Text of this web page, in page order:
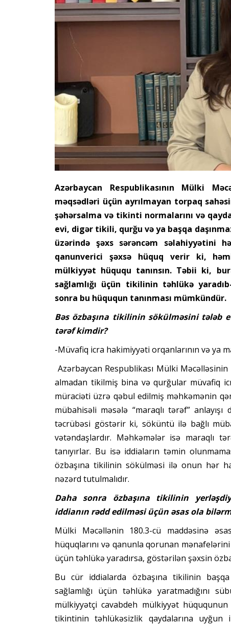
Azərbaycan Respublikasının Mülki
məqsədləri üçün ayrılmayan torpaq
şəhərsalma və tikinti normalarını və
evi, digər tikili, qurğu və ya başqa
üzərində şəxs sərəncəm səlahiyyətini
qanunverici şəxsə hüquq verir ki,
mülkiyyət hüququ tanınsın. Təbii ki,
sağlamlığı üçün tikilinin təhlükə
sonra bu hüququn tanınması mümkündür.
Bəs özbaşına tikilinin sökülməsini tələb
tərəf kimdir?
-Müvafiq icra hakimiyyəti orqanlarının və ya
Azərbaycan Respublikası Mülki
almadan tikilmiş bina və qurğular müvafiq
müraciəti üzrə qəbul edilmiş məhkəmənin
mübahisəli məsələ “maraqlı tərəf”
təcrübəsi göstərir ki, söküntü ilə bağlı
vətəndaşlardır. Məhkəmələr isə maraqlı
tanıyırlar. Bu isə iddiaların təmin
özbaşına tikilinin sökülməsi ilə onun hər
nəzərd tutulmalıdır.
Daha sonra özbaşına tikilinin
iddianın rədd edilməsi üçün əsas ola
Mülki Məcəllənin 180.3-cü maddəsinə
hüquqlarını və qanunla qorunan
üçün təhlükə yaradırsa, göstərilən şəxsin
Bu cür iddialarda özbaşına tikilinin başqa
sağlamlığı üçün təhlükə yaratmadığını
mülkiyyətçi cavabdeh mülkiyyət
tikintinin təhlükəsizlik qaydalarına uyğun